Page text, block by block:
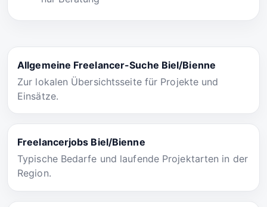
Allgemeine Freelancer-Suche Biel/Bienne
Zur lokalen Übersichtsseite für Projekte und
Einsätze.
Freelancerjobs Biel/Bienne
Typische Bedarfe und laufende Projektarten in der
Region.